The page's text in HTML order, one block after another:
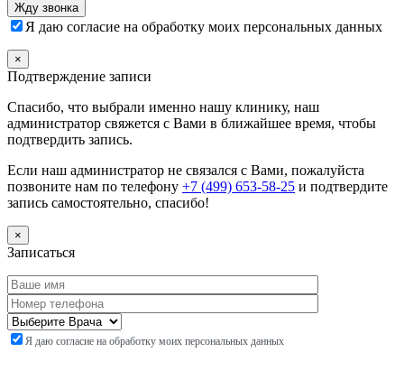
Я даю согласие на обработку моих персональных данных
×
Подтверждение записи
Спасибо, что выбрали именно нашу клинику, наш
администратор свяжется с Вами в ближайшее время, чтобы
подтвердить запись.
Если наш администратор не связался с Вами, пожалуйста
позвоните нам по телефону +7 (499) 653-58-25 и подтвердите
запись самостоятельно, спасибо!
×
Записаться
Я даю согласие на обработку моих персональных данных